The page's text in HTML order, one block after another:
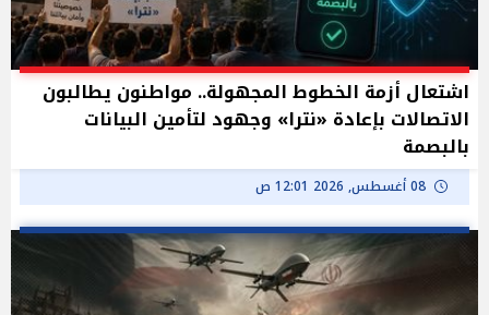
اشتعال أزمة الخطوط المجهولة.. مواطنون يطالبون
الاتصالات بإعادة «نترا» وجهود لتأمين البيانات
بالبصمة
08 أغسطس, 2026 12:01 ص